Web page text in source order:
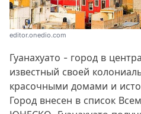
editor.onedio.com
Гуанахуато - город в
известный своей
красочными домами и
Город внесен в список